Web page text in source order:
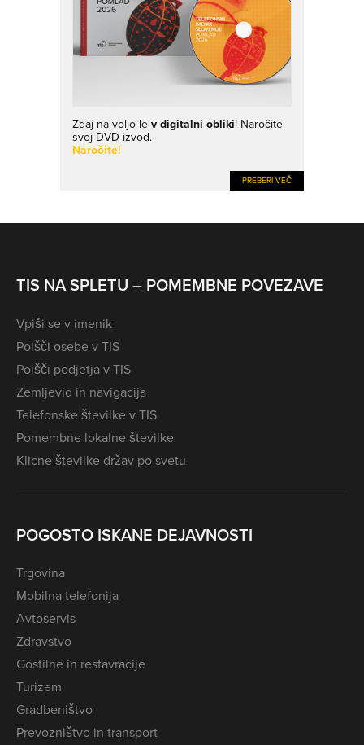
Zdaj na voljo lev digitalni obliki! Naročite
svoj DVD-izvod.
Naročite!
PREBERI VEČ
TIS NA SPLETU – POMEMBNE POVEZAVE
Vpiši se v imenik
Poišči osebe v TIS
Poišči podjetja v TIS
Zemljevid in navigacija
Telefonske številke v TIS
Pomembne lokalne številke
Klicne številke držav po svetu
POGOSTO ISKANE DEJAVNOSTI
Trgovina
Mobilna telefonija
Avtoservis
Zdravstvo
Gostilne in restavracije
Turizem
Gradbeništvo
Prevozništvo in transport